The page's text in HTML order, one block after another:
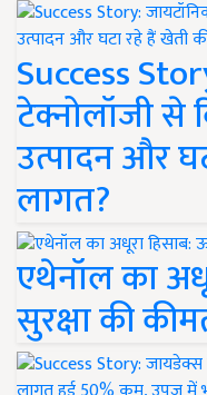
Success
टेक्नोलॉजी से
उत्पादन और
लागत?
एथेनॉल का
सुरक्षा की